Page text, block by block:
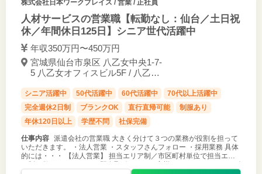
株式会社日本ワークプレイス / 営業 / 正社員
人材サービスの営業職【転勤なし：仙台／土日祝
休／年間休日125日】シニア世代活躍中
年収350万円〜450万円
宮城県仙台市泉区 八乙女中央1-7-
5 八乙女オフィスビル5F / 八乙女
シニア活躍中 50代活躍中 60代活躍中
70代以上活躍中
完全週休2日制
ブランクOK 直行直帰可能
制服あり
年休120日以上
学歴不問 社保完備
仕事内容 派遣会社の営業職 大きく分けて３つの業務が役割を担って
いただきます。 ・法人営業 ・スタッフさんフォロー ・採用業務 具体
的には・・・ 【法人営業】 担当エリア制／市区町村単位で担当エリ